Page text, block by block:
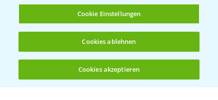
(noch 4)
Allgemeine Nutzungsbedingungen
Datenschutzerklärung
Cookie Einstellungen
Cookies ablehnen
Cookies akzeptieren